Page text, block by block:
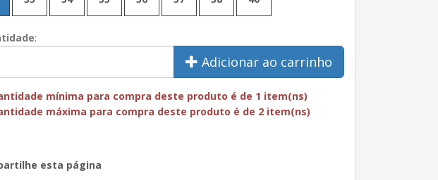
:
Adicionar ao carrinho
mínima para compra deste produto é de 1 item(ns)
máxima para compra deste produto é de 2 item(ns)
esta página